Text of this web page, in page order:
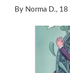
By Norma D.,